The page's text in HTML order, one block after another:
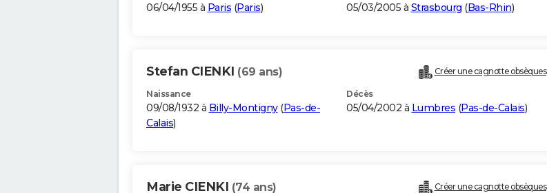
06/04/1955 à Paris (Paris) 05/03/2005 à Strasbourg (Bas-Rhin)
Stefan CIENKI (69 ans) Créer une cagnotte obsèques
Naissance
09/08/1932 à Billy-Montigny(Pas-de-
Calais)
Décès
05/04/2002 à Lumbres (Pas-de-Calais)
Marie CIENKI (74 ans) Créer une cagnotte obsèques